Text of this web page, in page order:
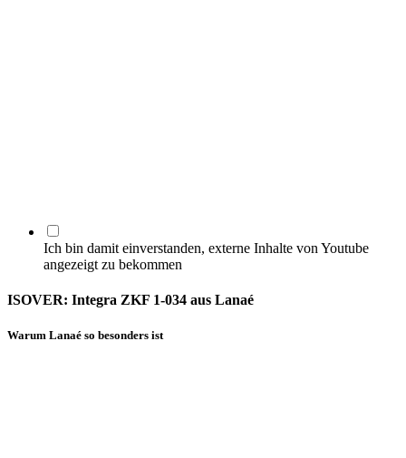
Ich bin damit einverstanden, externe Inhalte von Youtube
angezeigt zu bekommen
ISOVER: Integra ZKF 1-034 aus Lanaé
Warum Lanaé so besonders ist